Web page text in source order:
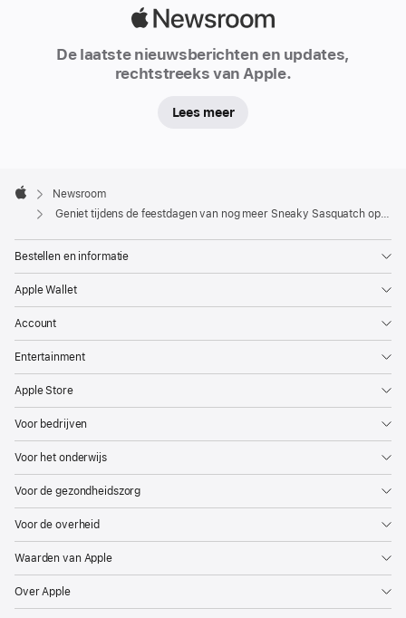
sinds
introductie
in
van
beoordeelde
en
biedt
spelers
voortdurend
nieuwe
content,
De laatste nieuwsberichten en updates,
rechtstreeks van Apple.
Lees meer
Footer

Apple
Newsroom
Geniet tijdens de feestdagen van nog meer Sneaky Sasquatch op Apple Arcade
Bestellen en informatie
Apple Wallet
Account
Entertainment
Apple Store
Voor bedrijven
Voor het onderwijs
Voor de gezondheidszorg
Voor de overheid
Waarden van Apple
Over Apple